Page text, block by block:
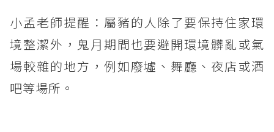
小孟老師提醒：屬豬的人除了要保持住家環
境整潔外，鬼月期間也要避開環境髒亂或氣
場較雜的地方，例如廢墟、舞廳、夜店或酒
吧等場所。